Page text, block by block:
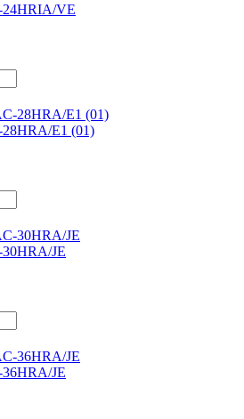
VE
E1 (01)
JE
JE